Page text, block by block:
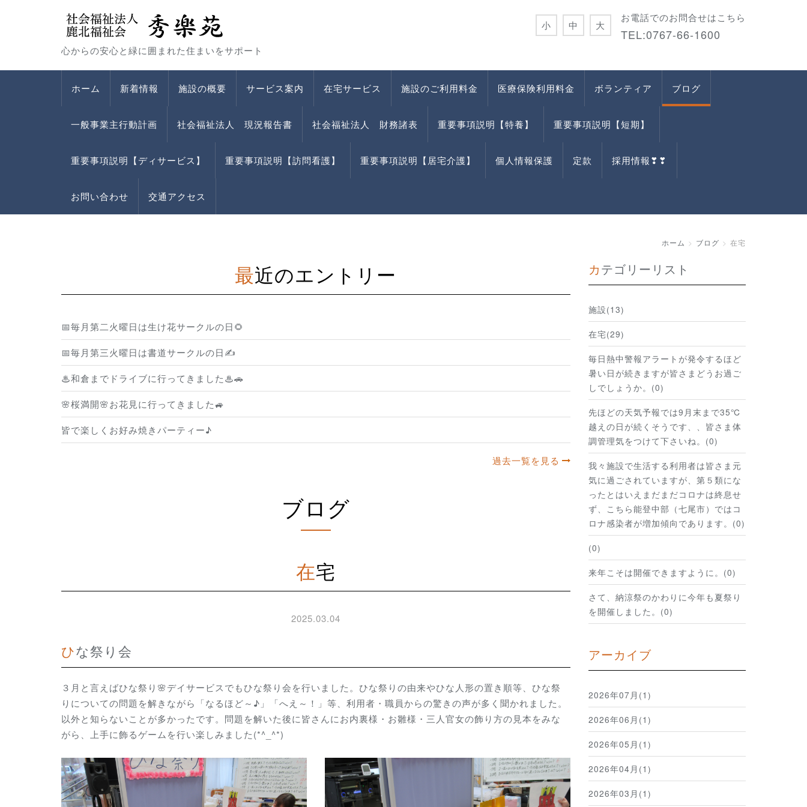
心からの安心と緑に囲まれた住まいをサポート
お電話でのお問合せはこちら
TEL:0767-66-1600
小 中 大
ホーム 新着情報 施設の概要 サービス案内 在宅サービス 施設のご利用料金 医療保険利用料金 ボランティア ブログ
一般事業主行動計画 社会福祉法人 現況報告書 社会福祉法人 財務諸表 重要事項説明【特養】 重要事項説明【短期】
重要事項説明【ディサービス】 重要事項説明【訪問看護】 重要事項説明【居宅介護】 個人情報保護 定款 採用情報❣❣
お問い合わせ 交通アクセス
ホーム ブログ 在宅
最近のエントリー
📅毎月第二火曜日は生け花サークルの日🌻
📅毎月第三火曜日は書道サークルの日✍️
♨和倉までドライブに行ってきました♨🚗
🌸桜満開🌸お花見に行ってきました🚙
皆で楽しくお好み焼きパーティー♪
過去一覧を見る
ブログ
在宅
2025.03.04
ひな祭り会
３月と言えばひな祭り🌸デイサービスでもひな祭り会を行いました。ひな祭りの由来やひな人形の置き順等、ひな祭
りについての問題を解きながら「なるほど～♪」「へえ～！」等、利用者・職員からの驚きの声が多く聞かれました。
以外と知らないことが多かったです。問題を解いた後に皆さんにお内裏様・お雛様・三人官女の飾り方の見本をみな
がら、上手に飾るゲームを行い楽しみました(*^_^*)
カテゴリーリスト
施設(13)
在宅(29)
毎日熱中警報アラートが発令するほど
暑い日が続きますが皆さまどうお過ご
しでしょうか。(0)
先ほどの天気予報では9月末まで35℃
越えの日が続くそうです、、皆さま体
調管理気をつけて下さいね。(0)
我々施設で生活する利用者は皆さま元
気に過ごされていますが、第５類にな
ったとはいえまだまだコロナは終息せ
ず、こちら能登中部（七尾市）ではコ
ロナ感染者が増加傾向であります。(0)
(0)
来年こそは開催できますように。(0)
さて、納涼祭のかわりに今年も夏祭り
を開催しました。(0)
アーカイブ
2026年07月(1)
2026年06月(1)
2026年05月(1)
2026年04月(1)
2026年03月(1)